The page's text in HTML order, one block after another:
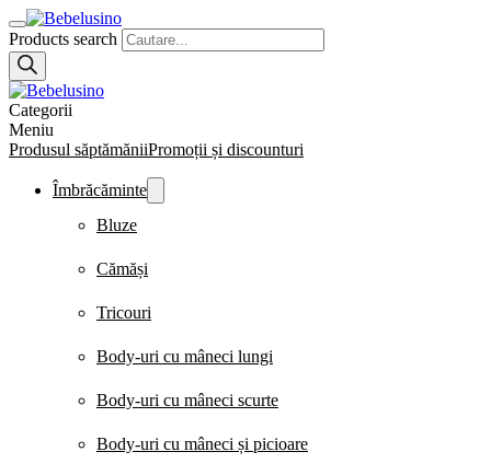
Products search
Categorii
Meniu
Produsul săptămăniiPromoții și discounturi
Îmbrăcăminte
Bluze
Cămăși
Tricouri
Body-uri cu mâneci lungi
Body-uri cu mâneci scurte
Body-uri cu mâneci și picioare